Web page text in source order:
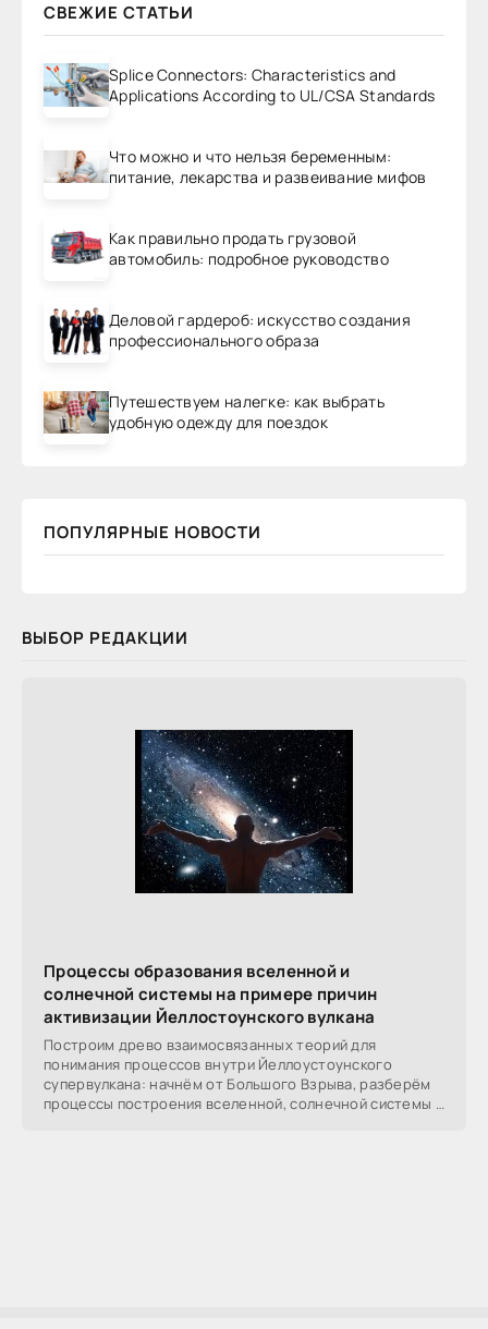
СВЕЖИЕ СТАТЬИ
Splice Connectors: Characteristics and
Applications According to UL/CSA Standards
Что можно и что нельзя беременным:
питание, лекарства и развеивание мифов
Как правильно продать грузовой
автомобиль: подробное руководство
Деловой гардероб: искусство создания
профессионального образа
Путешествуем налегке: как выбрать
удобную одежду для поездок
ПОПУЛЯРНЫЕ НОВОСТИ
ВЫБОР РЕДАКЦИИ
Процессы образования вселенной и
солнечной системы на примере причин
активизации Йеллостоунского вулкана
Построим древо взаимосвязанных теорий для
понимания процессов внутри Йеллоустоунского
супервулкана: начнём от Большого Взрыва, разберём
процессы построения вселенной, солнечной системы в